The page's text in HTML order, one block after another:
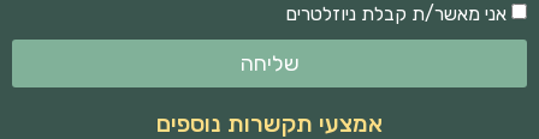
אני מאשר/ת קבלת ניוזלטרים
שליחה
אמצעי תקשרות נוספים